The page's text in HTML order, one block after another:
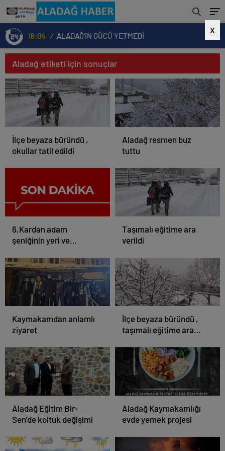
16:04 / ALADAĞ’IN GÜCÜ YETMEDİ
X
Aladağ etiketi için sonuçlar
İlçe beyaza büründü ,
okullar tatil edildi
Aladağ resmen buz
tuttu
6.Kardan adam
şenlğinin yeri ve
Taşımalı eğitime ara
verildi
Kaymakamdan anlamlı
ziyaret
İlçe beyaza büründü ,
taşımalı eğitime ara
Aladağ Eğitim Bir-
Sen’de koltuk değişimi
Aladağ Kaymakamlığı
evde yemek projesi